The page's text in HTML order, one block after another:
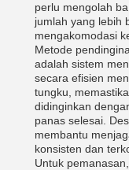
perlu mengolah
jumlah yang lebih
mengakomodasi
Metode
adalah sistem
secara efisien
tungku,
didinginkan
panas selesai.
membantu
konsisten dan
Untuk